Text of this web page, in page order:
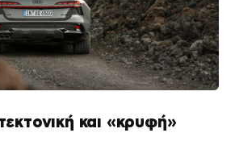
και «κρυφή»